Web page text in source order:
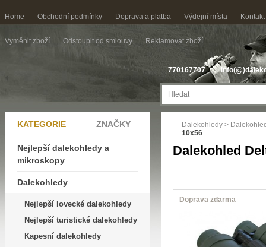
Home Obchodní podmínky Doprava a platba Výdejní místa Kontakt
Vyměnit zboží Odstoupit od smlouvy Reklamovat zboží
770167707
Dalekohledy >
10x56
Dalekohled
Doprava zdarma
KATEGORIE ZNAČKY
Nejlepší dalekohledy a
mikroskopy
Dalekohledy
Nejlepší lovecké dalekohledy
Nejlepší turistické dalekohledy
Kapesní dalekohledy